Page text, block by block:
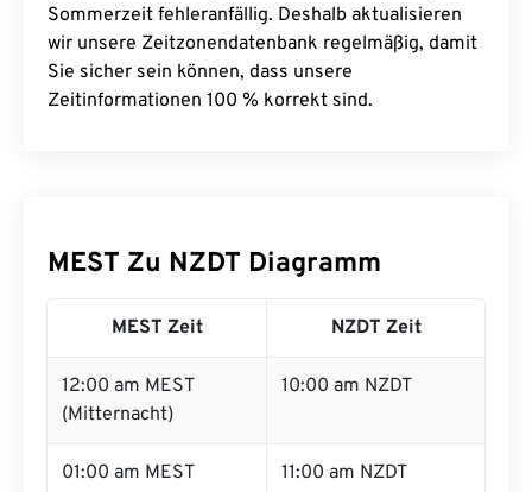
Sommerzeit fehleranfällig. Deshalb aktualisieren
wir unsere Zeitzonendatenbank regelmäßig, damit
Sie sicher sein können, dass unsere
Zeitinformationen 100 % korrekt sind.
MEST Zu NZDT Diagramm
MEST Zeit NZDT Zeit
12:00 am MEST
(Mitternacht)
10:00 am NZDT
01:00 am MEST 11:00 am NZDT